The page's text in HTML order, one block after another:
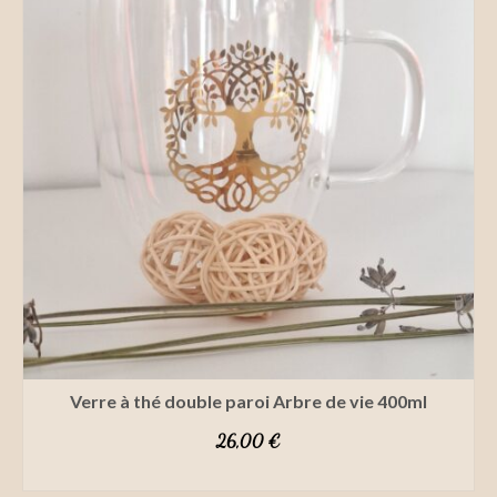
Verre à thé double paroi Arbre de vie 400ml
26,00 €